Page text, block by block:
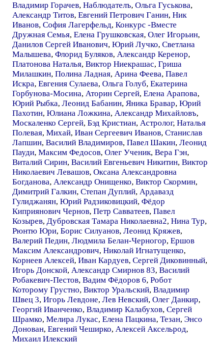
Владимир Горачев, Наблюдателъ, Ольга Гуськова,
Александр Титов, Евгений Петрович Ганин, Ник
Иванов, София Лагерфельд, Конкурс -Вместе
Дружная Семья, Елена Грушковская, Олег Игорьин,
Данилов Сергей Иванович, Юрий Лучко, Светлана
Малышева, Флорид Буляков, Александр Керенор,
Платонова Наталья, Виктор Ниекрашас, Гриша
Милашкин, Полина Ладная, Арина Феева, Павел
Искра, Евгения Сулаева, Ольга Голуб, Екатерина
Горбунова-Мосина, Аторин Сергей, Елена Арапова,
Юрий Рыбка, Леонид Бабанин, Яника Бравар, Юрий
Пахотин, Юлиана Ложкина, Александр Михайловъ,
Москаленко Сергей, Бэд Кристиан, Астролог, Наталья
Полевая, Михай, Иван Сергеевич Иванов, Станислав
Лапшин, Василий Владимиров, Павел Шакин, Леонид
Пауди, Максим Федосов, Олег Ученик, Вера Гэн,
Виталий Сирин, Василий Евгеньевич Никитин, Виктор
Николаевич Левашов, Оксана Александровна
Богданова, Александр Онищенко, Виктор Скормин,
Димитрий Галкин, Степан Дуплий, Ардавазд
Гулиджанян, Юрий Радзиковицкий, Фёдор
Киприянович Чернов, Петр Савватеев, Павел
Козырев, Дубровская Тамара Николаевна2, Нина Тур,
Рюнтю Юри, Борис Силуанов, Леонид Кряжев,
Валерий Педин, Людмила Белан-Черногор, Ершов
Максим Александрович, Николай Игнатущенко,
Корнеев Алексей, Иван Кардуев, Сергей Диковинный,
Игорь Донской, Александр Смирнов 83, Василий
Робакевич-Пестов, Вадим Фёдоров 6, Робот
Которому Грустно, Виктор Уральский, Владимир
Швец 3, Игорь Левдоне, Лев Невский, Олег Данкир,
Георгий Иванченко, Владимир Калабухов, Сергей
Шрамко, Мелира Лукас, Елена Пацкина, Тезан, Энсо
Донован, Евгений Чеширко, Алексей Аксельрод,
Михаил Илекский